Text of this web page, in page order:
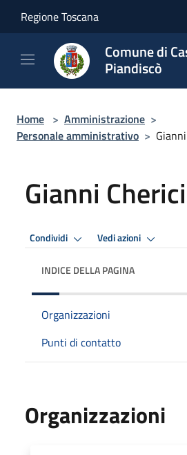
Regione Toscana
Comune di
Piandiscò
Home > Amministrazione >
Personale amministrativo >
Gianni Cherici
Condividi Vedi azioni
INDICE DELLA PAGINA
Organizzazioni
Punti di contatto
Organizzazioni